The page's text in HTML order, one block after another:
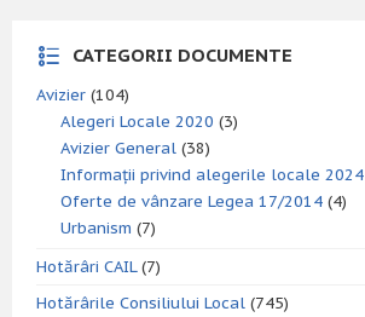
CATEGORII DOCUMENTE
Avizier (104)
Alegeri Locale 2020 (3)
Avizier General (38)
Informații privind alegerile locale 2024
Oferte de vânzare Legea 17/2014 (4)
Urbanism (7)
Hotărâri CAIL(7)
Hotărârile Consiliului Local (745)